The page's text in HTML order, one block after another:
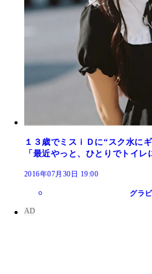
１３歳でミスｉＤに“スク水に
「最近やっと、ひとりでトイ
2016年07月30日 19:00
グラ